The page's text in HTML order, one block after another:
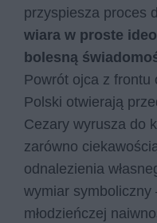
przyspiesza proces
wiara w proste
bolesną
Powrót ojca z frontu
Polski otwierają
Cezary wyrusza do
zarówno
odnalezienia
wymiar symboliczny
młodzieńczej